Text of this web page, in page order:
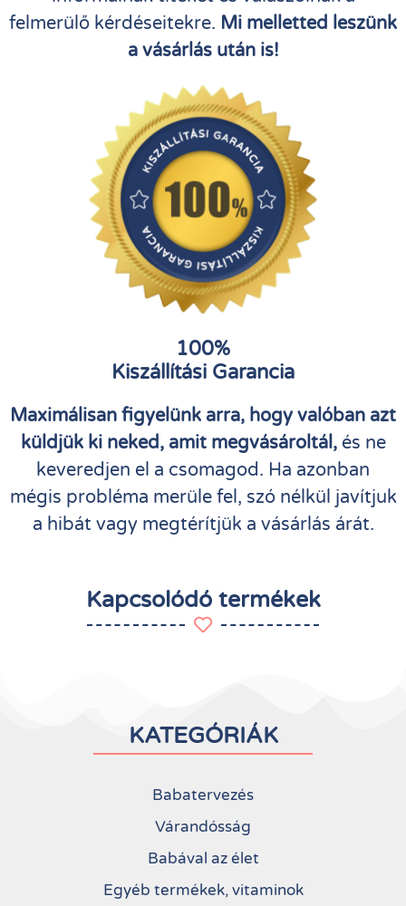
felmerülő kérdéseitekre. Mi melletted leszünk
a vásárlás után is!
100%
Kiszállítási Garancia
Maximálisan figyelünk arra, hogy valóban azt
küldjük ki neked, amit megvásároltál, és ne
keveredjen el a csomagod. Ha azonban
mégis probléma merüle fel, szó nélkül javítjuk
a hibát vagy megtérítjük a vásárlás árát.
Kapcsolódó termékek
KATEGÓRIÁK
Babatervezés
Várandósság
Babával az élet
Egyéb termékek, vitaminok